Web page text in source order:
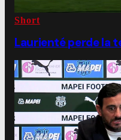
Short
Laurienté perde la